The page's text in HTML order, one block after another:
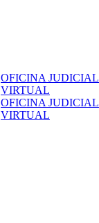
OFICINA JUDICIAL
VIRTUAL
OFICINA JUDICIAL
VIRTUAL